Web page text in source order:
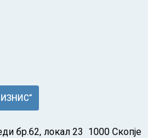
бр.62, локал 23 1000 Скопје